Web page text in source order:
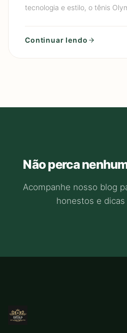
tecnologia e estilo, o tênis
Continuar lendo
Não perca
Acompanhe nosso blog
honestos e dicas